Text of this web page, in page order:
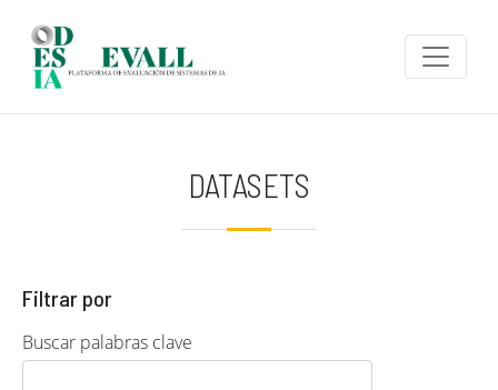
DATASETS
Filtrar por
Buscar palabras clave